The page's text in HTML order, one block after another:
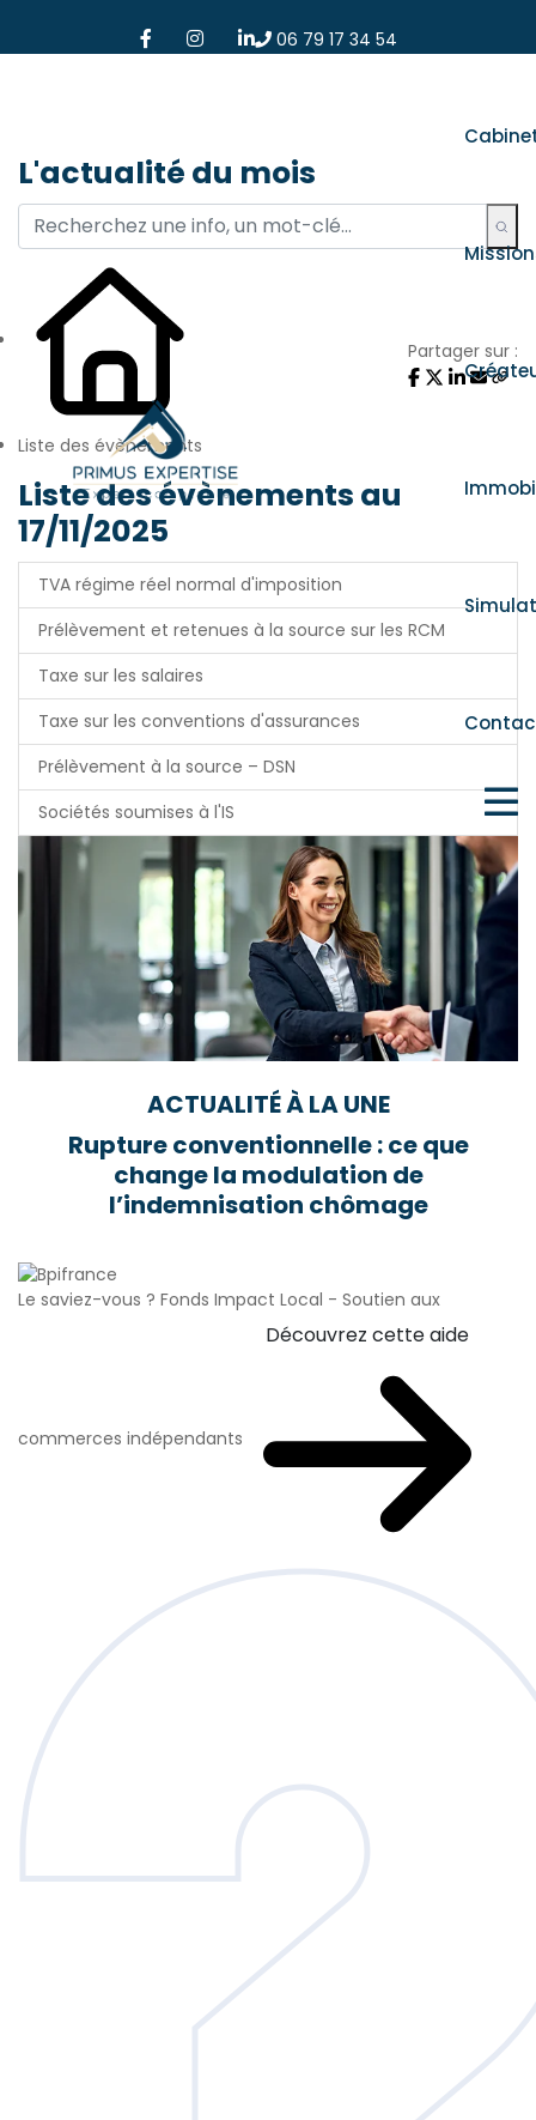
06 79 17 34 54
L'actualité du mois
Liste des évènements
Partager sur :
Liste des évènements au
17/11/2025
TVA régime réel normal d'imposition
Prélèvement et retenues à la source sur les RCM
Taxe sur les salaires
Taxe sur les conventions d'assurances
Prélèvement à la source – DSN
Sociétés soumises à l'IS
ACTUALITÉ À LA UNE
Rupture conventionnelle : ce que
change la modulation de
l’indemnisation chômage
Le saviez-vous ? Fonds Impact Local - Soutien aux
commerces indépendants
Découvrez cette aide